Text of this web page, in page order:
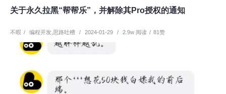
关于永久拉黑“帮帮乐”，并解除其Pro授权的通知
不暇 / 编程开发 思路吐槽 / 2024-01-29 / 2.9w 阅读 / 81赞